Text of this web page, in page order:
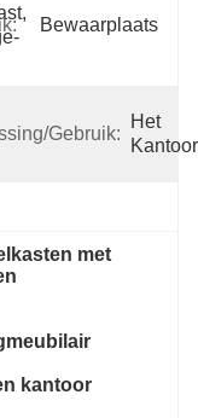
Bewaarplaats
gebruik:
Het
Kantoor
met
kantoor